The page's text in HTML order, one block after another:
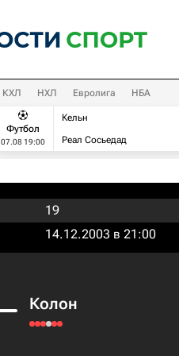
КХЛ НХЛ Евролига НБА
Футбол
07.08 19:00
Кельн
Реал Сосьедад
19
14.12.2003 в 21:00
Колон